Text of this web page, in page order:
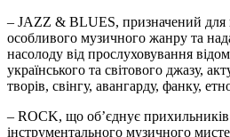
– JAZZ & BLUES, призначений для
особливого музичного жанру та
насолоду від прослуховування
українського та світового джазу,
творів, свінгу, авангарду, фанку,
– ROCK, що об’єднує
інструментального музичного